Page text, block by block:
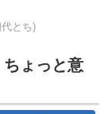
とち)
ょっと意